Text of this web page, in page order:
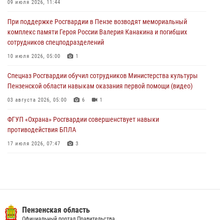
В Управлении Росгвардии по Пензенской области подвели итоги
04 августа 2026, 06:08
Росгвардия обеспечила безопасность праздничных мероприятий в
День ВДВ в Пензе
09 июля 2026, 11:44
При поддержке Росгвардии в Пензе возводят мемориальный
комплекс памяти Героя России Валерия Канакина и погибших
сотрудников спецподразделений
10 июля 2026, 05:00 1
Спецназ Росгвардии обучил сотрудников Министерства культуры
Пензенской области навыкам оказания первой помощи (видео)
03 августа 2026, 05:00 6 1
ФГУП «Охрана» Росгвардии совершенствует навыки
противодействия БПЛА
17 июля 2026, 07:47 3
Пензенский спецназ Росгвардии готовит студентов к окружному
этапу «Зарницы 2.0» (видео)
Пензенская область